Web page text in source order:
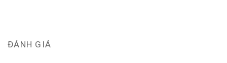
ĐÁNH GIÁ